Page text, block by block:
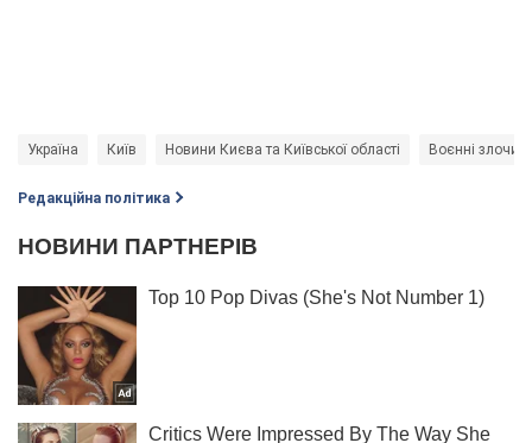
Україна Київ Новини Києва та Київської області Воєнні
Редакційна політика